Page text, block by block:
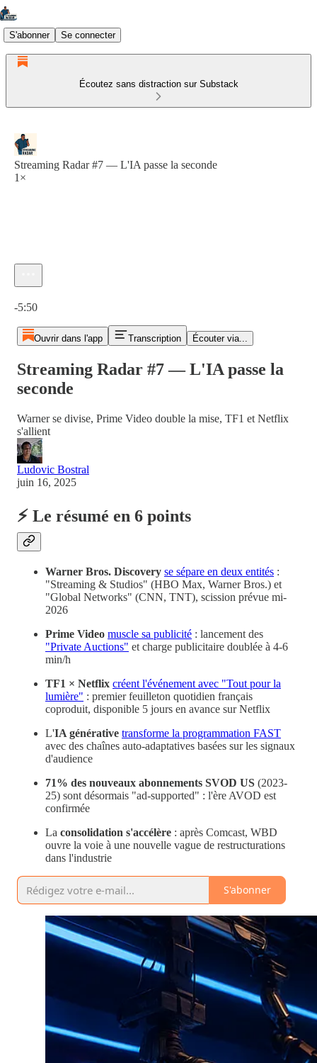
S'abonner Se connecter
Écoutez sans distraction sur Substack
Streaming Radar #7 — L'IA passe la seconde
1×
-5:50
Ouvrir dans l'app Transcription Écouter via...
Streaming Radar #7 — L'IA passe la
seconde
Warner se divise, Prime Video double la mise, TF1 et Netflix
s'allient
Ludovic Bostral
juin 16, 2025
⚡ Le résumé en 6 points
Warner Bros. Discovery se sépare en deux entités :
"Streaming & Studios" (HBO Max, Warner Bros.) et
"Global Networks" (CNN, TNT), scission prévue mi-
2026
Prime Video muscle sa publicité : lancement des
"Private Auctions" et charge publicitaire doublée à 4-6
min/h
TF1 × Netflix créent l'événement avec "Tout pour la
lumière" : premier feuilleton quotidien français
coproduit, disponible 5 jours en avance sur Netflix
L'IA générative transforme la programmation FAST
avec des chaînes auto-adaptatives basées sur les signaux
d'audience
71% des nouveaux abonnements SVOD US (2023-
25) sont désormais "ad-supported" : l'ère AVOD est
confirmée
La consolidation s'accélère : après Comcast, WBD
ouvre la voie à une nouvelle vague de restructurations
dans l'industrie
S'abonner